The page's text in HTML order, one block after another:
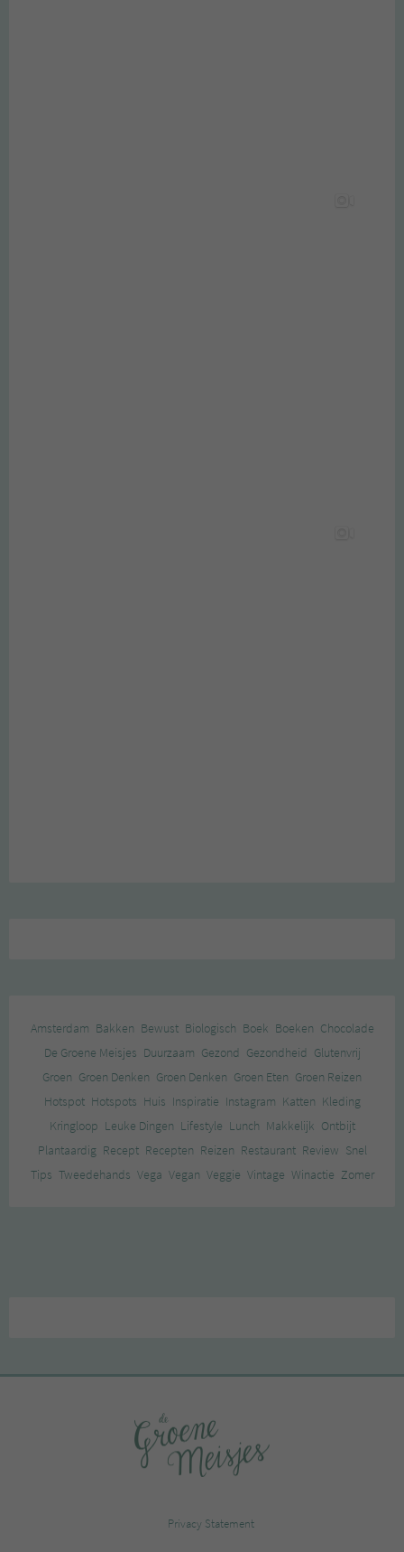
Amsterdam Bakken Bewust Biologisch Boek Boeken Chocolade
De Groene Meisjes Duurzaam Gezond Gezondheid Glutenvrij
Groen Groen Denken Groen Denken Groen Eten Groen Reizen
Hotspot Hotspots Huis Inspiratie Instagram Katten Kleding
Kringloop Leuke Dingen Lifestyle Lunch Makkelijk Ontbijt
Plantaardig Recept Recepten Reizen Restaurant Review Snel
Tips Tweedehands Vega Vegan Veggie Vintage Winactie Zomer
Privacy Statement